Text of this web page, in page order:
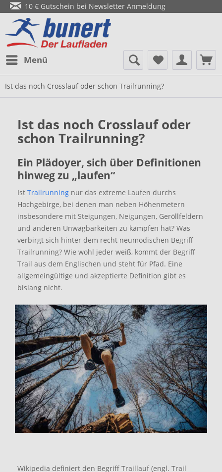
10 € Gutschein bei Newsletter Anmeldung
Menü
Ist das noch Crosslauf oder schon Trailrunning?
Ist das noch Crosslauf oder
schon Trailrunning?
Ein Plädoyer, sich über Definitionen
hinweg zu „laufen“
Ist Trailrunning nur das extreme Laufen durchs
Hochgebirge, bei denen man neben Höhenmetern
insbesondere mit Steigungen, Neigungen, Geröllfeldern
und anderen Unwägbarkeiten zu kämpfen hat? Was
verbirgt sich hinter dem recht neumodischen Begriff
Trailrunning? Wie wohl jeder weiß, kommt der Begriff
Trail aus dem Englischen und steht für Pfad. Eine
allgemeingültige und akzeptierte Definition gibt es
bislang nicht.
Wikipedia definiert den Begriff Traillauf (engl. Trail